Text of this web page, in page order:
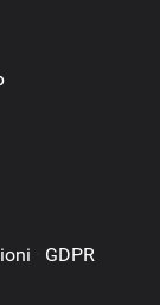
GDPR